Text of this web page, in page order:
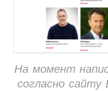
На момент
согласно сайту